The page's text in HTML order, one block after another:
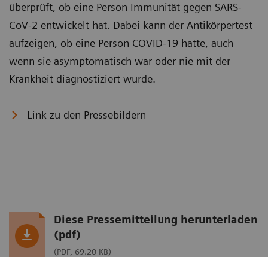
überprüft, ob eine Person Immunität gegen SARS-
CoV-2 entwickelt hat. Dabei kann der Antikörpertest
aufzeigen, ob eine Person COVID-19 hatte, auch
wenn sie asymptomatisch war oder nie mit der
Krankheit diagnostiziert wurde.
Link zu den Pressebildern
Diese Pressemitteilung herunterladen
(pdf)
(PDF, 69.20 KB)